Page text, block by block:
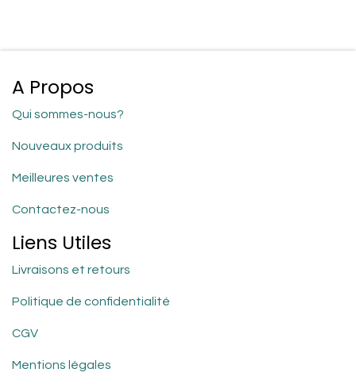
A Propos
Qui sommes-nous?
Nouveaux produits
Meilleures ventes
Contactez-nous
Liens Utiles
Livraisons et retours
Politique de confidentialité
CGV
Mentions légales